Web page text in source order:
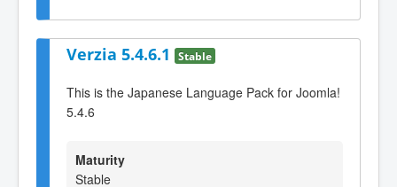
Verzia 5.4.6.1 Stable
This is the Japanese Language Pack for Joomla!
5.4.6
Maturity
Stable